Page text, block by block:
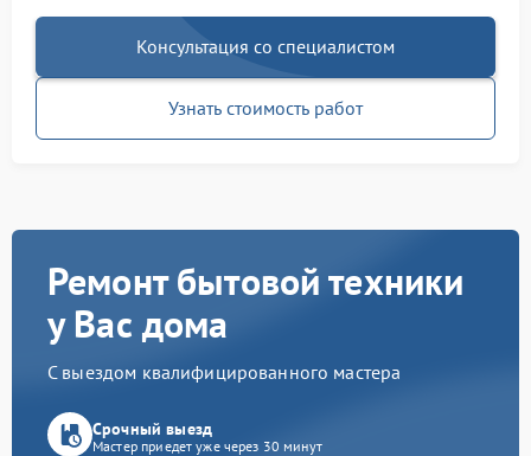
Консультация со специалистом
Узнать стоимость работ
Ремонт бытовой техники
у Вас дома
С выездом квалифицированного мастера
Срочный выезд
Мастер приедет уже через 30 минут